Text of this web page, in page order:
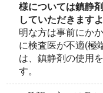
様については鎮静
していただきます
明な方は事前にか
に検査医が不適(極
は、鎮静剤の使用
す。